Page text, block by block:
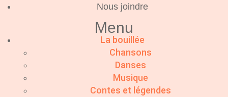
Nous joindre
Menu
La bouillée
Chansons
Danses
Musique
Contes et légendes